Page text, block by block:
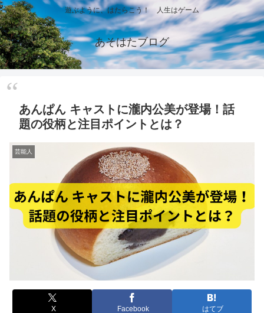
遊ぶように、はたらこう！ 人生はゲーム
あそはたブログ
あんぱん キャストに瀧内公美が登場！話
題の役柄と注目ポイントとは？
芸能人
X Facebook はてブ